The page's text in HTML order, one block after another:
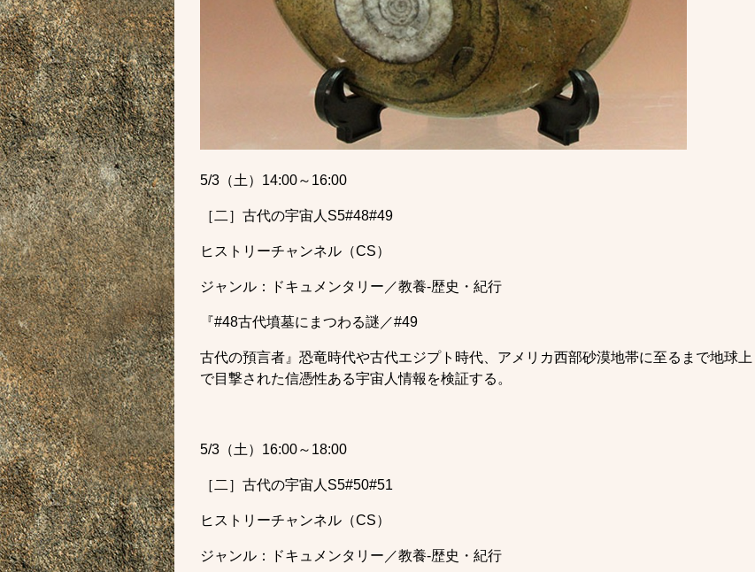
5/3（土）14:00～16:00
［二］古代の宇宙人S5#48#49
ヒストリーチャンネル（CS）
ジャンル：ドキュメンタリー／教養-歴史・紀行
『#48古代墳墓にまつわる謎／#49
古代の預言者』恐竜時代や古代エジプト時代、アメリカ西部砂漠地帯に至るまで地球上
で目撃された信憑性ある宇宙人情報を検証する。
5/3（土）16:00～18:00
［二］古代の宇宙人S5#50#51
ヒストリーチャンネル（CS）
ジャンル：ドキュメンタリー／教養-歴史・紀行